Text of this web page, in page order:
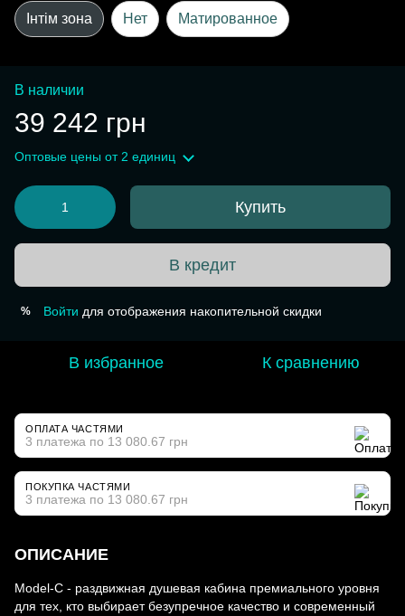
Інтім зона Нет Матированное
В наличии
39 242 грн
Оптовые цены от 2 единиц
Купить
В кредит
% Войти для отображения накопительной скидки
В избранное К сравнению
ОПЛАТА ЧАСТЯМИ
3 платежа по 13 080.67 грн
ПОКУПКА ЧАСТЯМИ
3 платежа по 13 080.67 грн
ОПИСАНИЕ
Model-C - раздвижная душевая кабина премиального уровня
для тех, кто выбирает безупречное качество и современный